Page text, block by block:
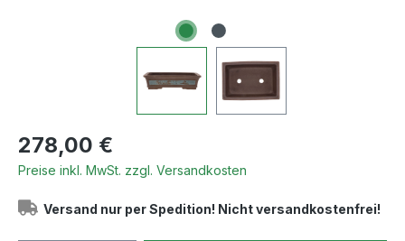
Regulärer Preis:
278,00 €
Preise inkl. MwSt. zzgl. Versandkosten
Versand nur per Spedition! Nicht versandkostenfrei!